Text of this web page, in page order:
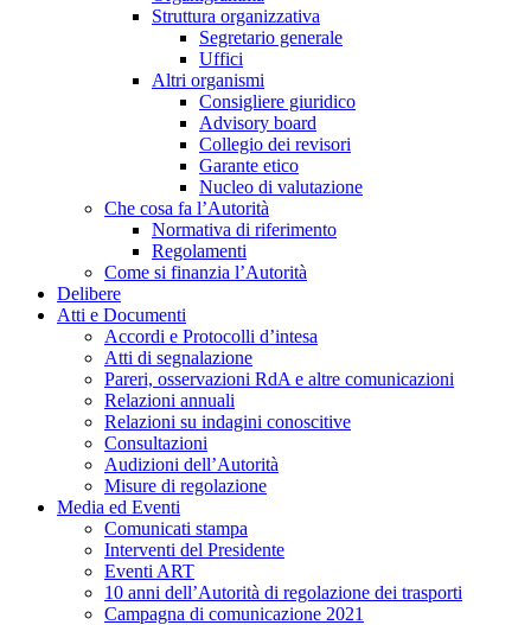
Struttura organizzativa
Segretario generale
Uffici
Altri organismi
Consigliere giuridico
Advisory board
Collegio dei revisori
Garante etico
Nucleo di valutazione
Che cosa fa l’Autorità
Normativa di riferimento
Regolamenti
Come si finanzia l’Autorità
Delibere
Atti e Documenti
Accordi e Protocolli d’intesa
Atti di segnalazione
Pareri, osservazioni RdA e altre comunicazioni
Relazioni annuali
Relazioni su indagini conoscitive
Consultazioni
Audizioni dell’Autorità
Misure di regolazione
Media ed Eventi
Comunicati stampa
Interventi del Presidente
Eventi ART
10 anni dell’Autorità di regolazione dei trasporti
Campagna di comunicazione 2021